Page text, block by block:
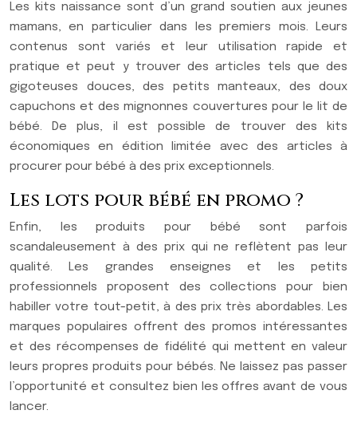
Les kits naissance sont d’un grand soutien aux jeunes
mamans, en particulier dans les premiers mois. Leurs
contenus sont variés et leur utilisation rapide et
pratique et peut y trouver des articles tels que des
gigoteuses douces, des petits manteaux, des doux
capuchons et des mignonnes couvertures pour le lit de
bébé. De plus, il est possible de trouver des kits
économiques en édition limitée avec des articles à
procurer pour bébé à des prix exceptionnels.
Les lots pour bébé en promo ?
Enfin, les produits pour bébé sont parfois
scandaleusement à des prix qui ne reflètent pas leur
qualité. Les grandes enseignes et les petits
professionnels proposent des collections pour bien
habiller votre tout-petit, à des prix très abordables. Les
marques populaires offrent des promos intéressantes
et des récompenses de fidélité qui mettent en valeur
leurs propres produits pour bébés. Ne laissez pas passer
l’opportunité et consultez bien les offres avant de vous
lancer.